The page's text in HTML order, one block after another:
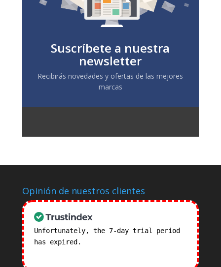
Suscríbete a nuestra
newsletter
Recibirás novedades y ofertas de las mejores
marcas
Opinión de nuestros clientes
Unfortunately, the 7-day trial period
has expired.